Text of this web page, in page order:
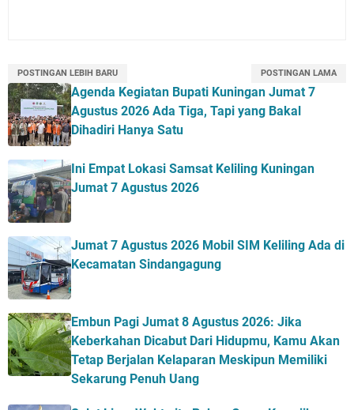
POSTINGAN LEBIH BARU POSTINGAN LAMA
Agenda Kegiatan Bupati Kuningan Jumat 7
Agustus 2026 Ada Tiga, Tapi yang Bakal
Dihadiri Hanya Satu
Ini Empat Lokasi Samsat Keliling Kuningan
Jumat 7 Agustus 2026
Jumat 7 Agustus 2026 Mobil SIM Keliling Ada di
Kecamatan Sindangagung
Embun Pagi Jumat 8 Agustus 2026: Jika
Keberkahan Dicabut Dari Hidupmu, Kamu Akan
Tetap Berjalan Kelaparan Meskipun Memiliki
Sekarung Penuh Uang